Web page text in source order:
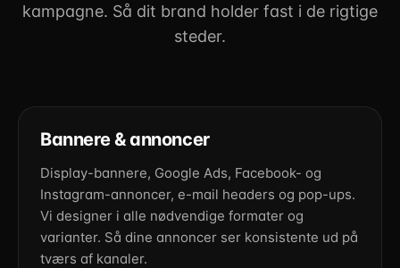
kampagne. Så dit brand holder fast i de rigtige
steder.
Bannere & annoncer
Display-bannere, Google Ads, Facebook- og
Instagram-annoncer, e-mail headers og pop-ups.
Vi designer i alle nødvendige formater og
varianter. Så dine annoncer ser konsistente ud på
tværs af kanaler.